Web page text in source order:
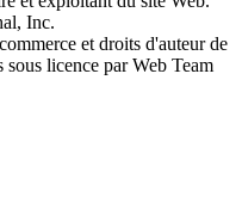
Inc.
et droits d'auteur de
licence par Web Team